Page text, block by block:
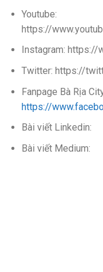
Youtube:
https://
Instagram:
Twitter: https://
Fanpage Bà Rịa
https://
Bài viết Linkedin:
Bài viết Medium: